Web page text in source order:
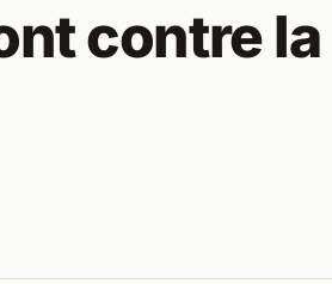
contre la